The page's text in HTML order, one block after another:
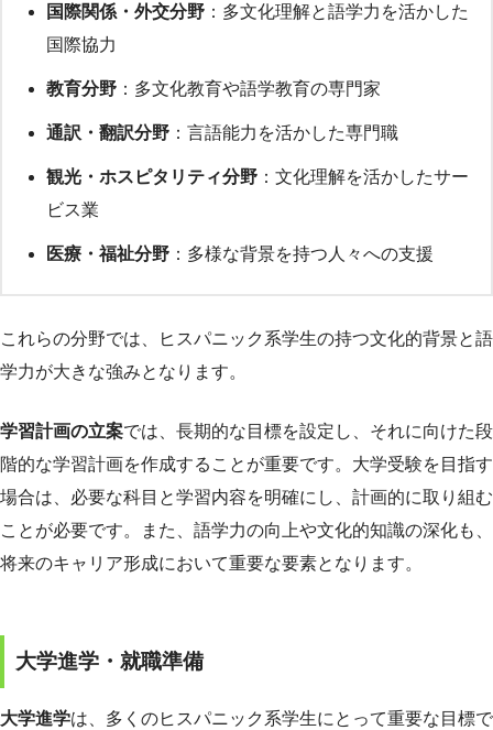
国際関係・外交分野 ：多文化理解と語学力を活かした
国際協力
教育分野 ：多文化教育や語学教育の専門家
通訳・翻訳分野 ：言語能力を活かした専門職
観光・ホスピタリティ分野 ：文化理解を活かしたサー
ビス業
医療・福祉分野 ：多様な背景を持つ人々への支援
これらの分野では、ヒスパニック系学生の持つ文化的背景と語
学力が大きな強みとなります。
学習計画の立案では、長期的な目標を設定し、それに向けた段
階的な学習計画を作成することが重要です。大学受験を目指す
場合は、必要な科目と学習内容を明確にし、計画的に取り組む
ことが必要です。また、語学力の向上や文化的知識の深化も、
将来のキャリア形成において重要な要素となります。
大学進学・就職準備
大学進学は、多くのヒスパニック系学生にとって重要な目標で